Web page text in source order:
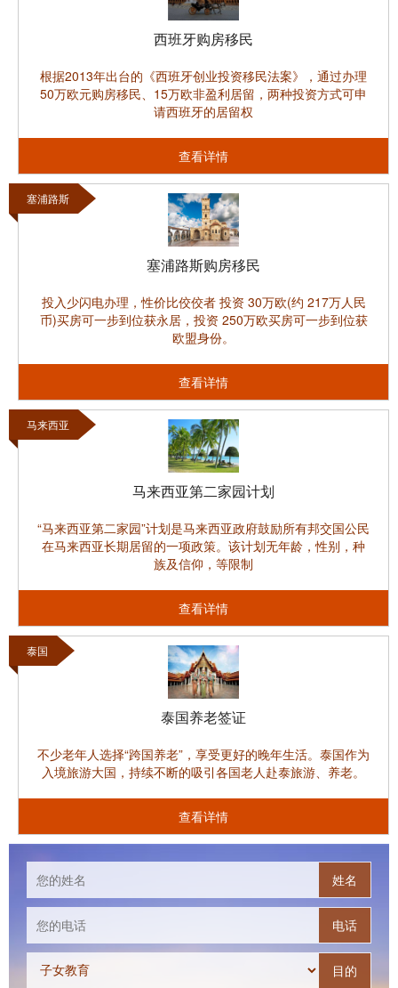
西班牙购房移民
根据2013年出台的《西班牙创业投资移民法案》，通过办理
50万欧元购房移民、15万欧非盈利居留，两种投资方式可申
请西班牙的居留权
查看详情
塞浦路斯
塞浦路斯购房移民
投入少闪电办理，性价比佼佼者 投资 30万欧(约 217万人民
币)买房可一步到位获永居，投资 250万欧买房可一步到位获
欧盟身份。
查看详情
马来西亚
马来西亚第二家园计划
“马来西亚第二家园”计划是马来西亚政府鼓励所有邦交国公民
在马来西亚长期居留的一项政策。该计划无年龄，性别，种
族及信仰，等限制
查看详情
泰国
泰国养老签证
不少老年人选择“跨国养老”，享受更好的晚年生活。泰国作为
入境旅游大国，持续不断的吸引各国老人赴泰旅游、养老。
查看详情
姓名
电话
目的